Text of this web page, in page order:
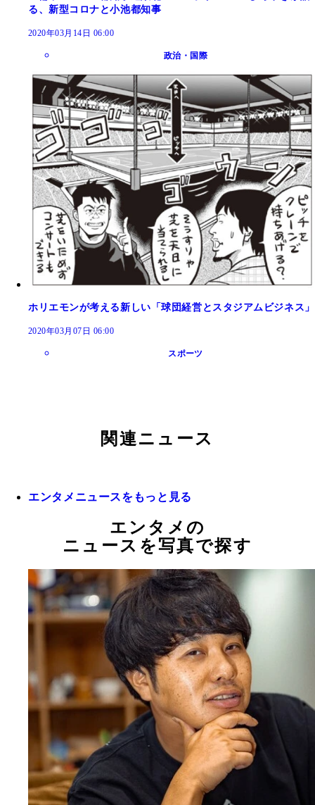
る、新型コロナと小池都知事
2020年03月14日 06:00
政治・国際
ホリエモンが考える新しい「球団経営とスタジアムビジネス」
2020年03月07日 06:00
スポーツ
関連ニュース
エンタメニュースをもっと見る
エンタメの
ニュースを写真で探す